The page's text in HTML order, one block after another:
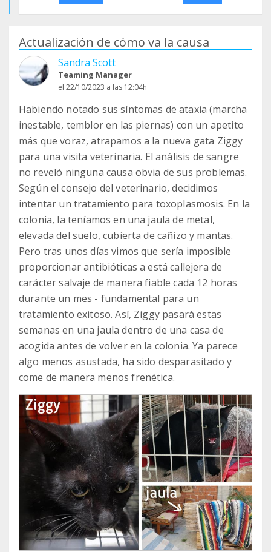
Actualización de cómo va la causa
Sandra Scott
Teaming Manager
el 22/10/2023 a las 12:04h
Habiendo notado sus síntomas de ataxia (marcha
inestable, temblor en las piernas) con un apetito
más que voraz, atrapamos a la nueva gata Ziggy
para una visita veterinaria. El análisis de sangre
no reveló ninguna causa obvia de sus problemas.
Según el consejo del veterinario, decidimos
intentar un tratamiento para toxoplasmosis. En la
colonia, la teníamos en una jaula de metal,
elevada del suelo, cubierta de cañizo y mantas.
Pero tras unos días vimos que sería imposible
proporcionar antibióticas a está callejera de
carácter salvaje de manera fiable cada 12 horas
durante un mes - fundamental para un
tratamiento exitoso. Así, Ziggy pasará estas
semanas en una jaula dentro de una casa de
acogida antes de volver en la colonia. Ya parece
algo menos asustada, ha sido desparasitado y
come de manera menos frenética.